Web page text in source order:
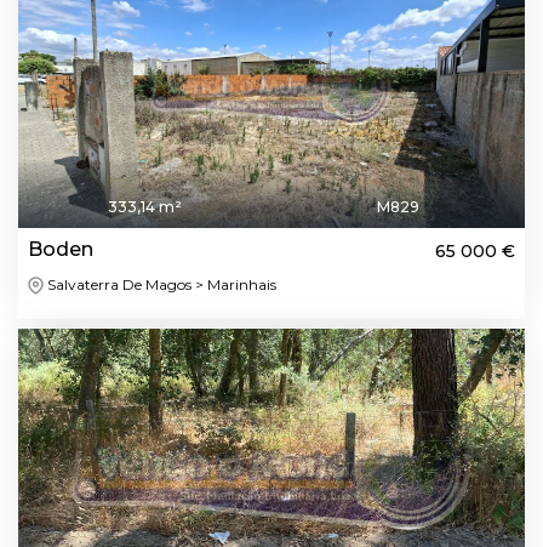
333,14 m² M829
Boden 65 000 €
Salvaterra De Magos > Marinhais